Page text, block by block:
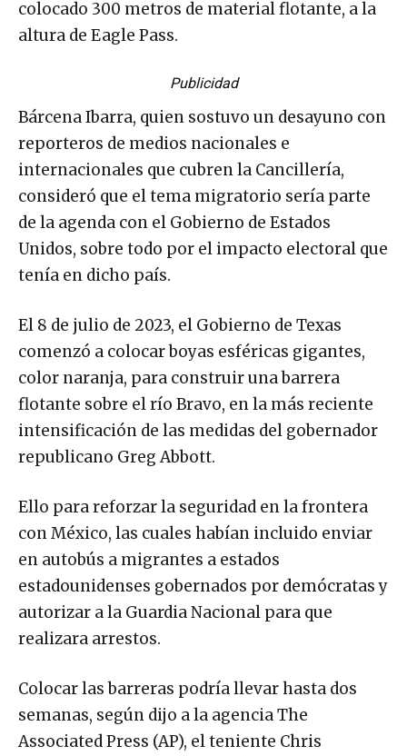
colocado 300 metros de material flotante, a la
altura de Eagle Pass.
Publicidad
Bárcena Ibarra, quien sostuvo un desayuno con
reporteros de medios nacionales e
internacionales que cubren la Cancillería,
consideró que el tema migratorio sería parte
de la agenda con el Gobierno de Estados
Unidos, sobre todo por el impacto electoral que
tenía en dicho país.
El 8 de julio de 2023, el Gobierno de Texas
comenzó a colocar boyas esféricas gigantes,
color naranja, para construir una barrera
flotante sobre el río Bravo, en la más reciente
intensificación de las medidas del gobernador
republicano Greg Abbott.
Ello para reforzar la seguridad en la frontera
con México, las cuales habían incluido enviar
en autobús a migrantes a estados
estadounidenses gobernados por demócratas y
autorizar a la Guardia Nacional para que
realizara arrestos.
Colocar las barreras podría llevar hasta dos
semanas, según dijo a la agencia The
Associated Press (AP), el teniente Chris